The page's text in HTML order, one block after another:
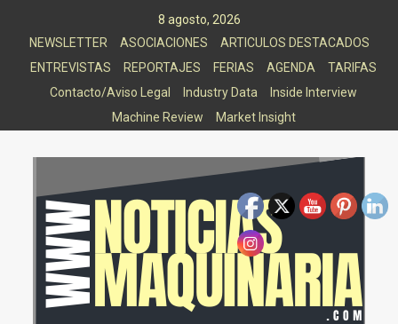
8 agosto, 2026
NEWSLETTER
ASOCIACIONES
ARTICULOS DESTACADOS
ENTREVISTAS
REPORTAJES FERIAS AGENDA
TARIFAS
Contacto/Aviso Legal
Industry Data
Inside Interview
Machine Review
Market Insight